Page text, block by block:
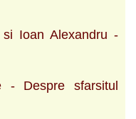
Ioan Alexandru -
- Despre sfarsitul